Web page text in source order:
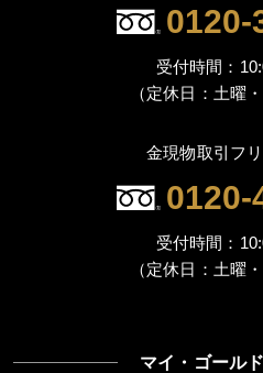
0120-
受付時間：
（定休日：土曜
金現物取引フ
0120-
受付時間：
（定休日：土曜
マイ・ゴール